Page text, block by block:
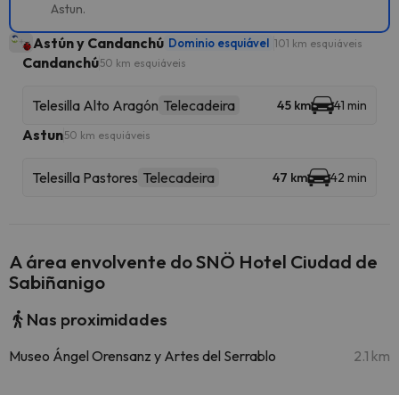
Astun.
Astún y Candanchú Dominio esquiável 101 km esquiáveis
Candanchú50 km esquiáveis
Telesilla Alto Aragón Telecadeira 45 km 41 min
Astun50 km esquiáveis
Telesilla Pastores Telecadeira 47 km 42 min
A área envolvente do SNÖ Hotel Ciudad de
Sabiñanigo
Nas proximidades
Museo Ángel Orensanz y Artes del Serrablo 2.1 km